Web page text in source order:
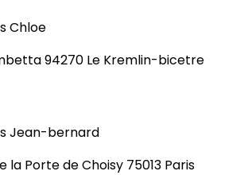
Chloe
94270 Le Kremlin-bicetre
Jean-bernard
la Porte de Choisy 75013 Paris